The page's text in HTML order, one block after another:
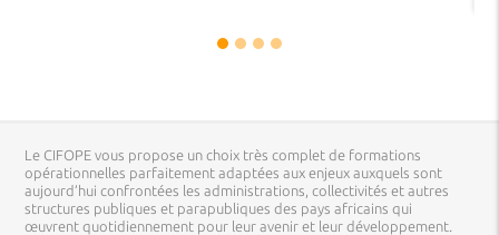
Le CIFOPE vous propose un choix très complet de formations
opérationnelles parfaitement adaptées aux enjeux auxquels sont
aujourd’hui confrontées les administrations, collectivités et autres
structures publiques et parapubliques des pays africains qui
œuvrent quotidiennement pour leur avenir et leur développement.